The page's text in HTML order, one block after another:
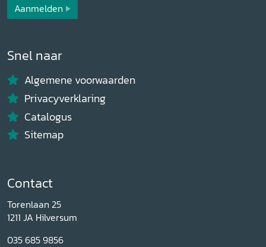
Aanmelden
Snel naar
Algemene voorwaarden
Privacyverklaring
Catalogus
Sitemap
Contact
Torenlaan 25
1211 JA Hilversum
035 685 9856